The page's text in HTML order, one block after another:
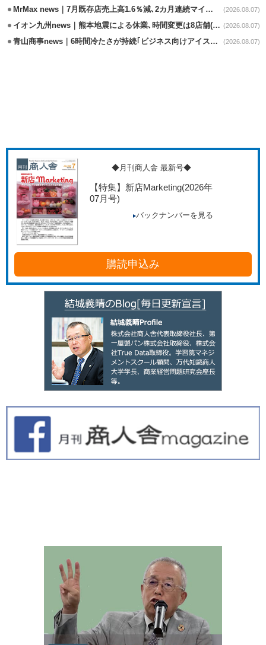
MrMax news｜7月既存店売上高1.6％減､2カ月連続マイナス (2026.08.07)
イオン九州news｜熊本地震による休業､時間変更は8店舗(8/7時点) (2026.08.07)
青山商事news｜6時間冷たさが持続｢ビジネス向けアイスベスト｣発売 (2026.08.07)
◆月刊商人舎 最新号◆
【特集】新店Marketing(2026年
07月号)
バックナンバーを見る
購読申込み